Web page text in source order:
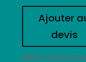
Ajouter
devis
Mettre dans les